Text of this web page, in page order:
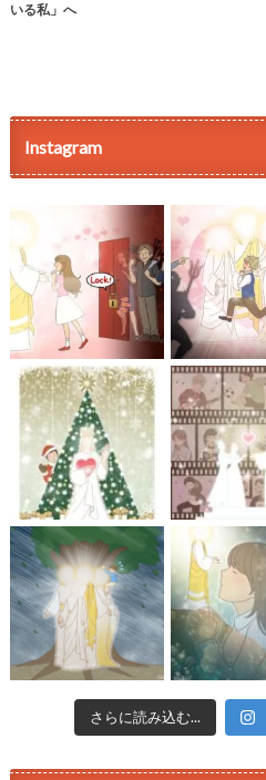
いる私」へ
Instagram
さらに読み込む...